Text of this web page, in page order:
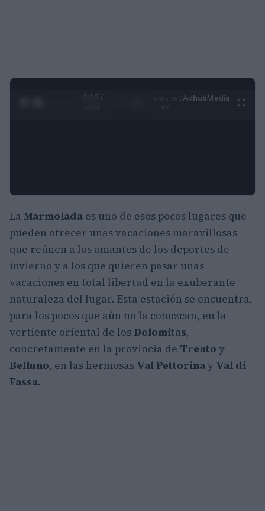
0:29 /
AdhubMedia
La Marmolada es uno de esos pocos lugares que
pueden ofrecer unas vacaciones maravillosas
que reúnen a los amantes de los deportes de
invierno y a los que quieren pasar unas
vacaciones en total libertad en la exuberante
naturaleza del lugar. Esta estación se encuentra,
para los pocos que aún no la conozcan, en la
vertiente oriental de los Dolomitas,
concretamente en la provincia de Trento y
Belluno, en las hermosas Val Pettorinay Val di
Fassa.